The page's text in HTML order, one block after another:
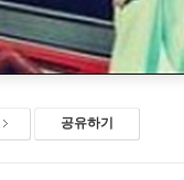
공유하기